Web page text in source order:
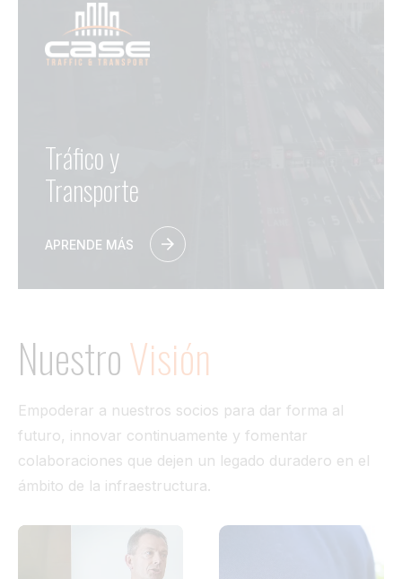
Tráfico y
Transporte
APRENDE MÁS
NuestroVisión
Empoderar a nuestros socios para dar forma al
futuro, innovar continuamente y fomentar
colaboraciones que dejen un legado duradero en el
ámbito de la infraestructura.